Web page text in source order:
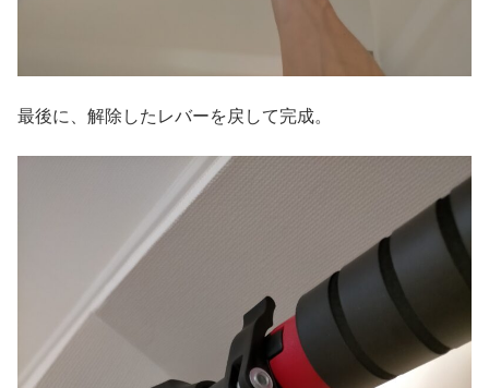
最後に、解除したレバーを戻して完成。